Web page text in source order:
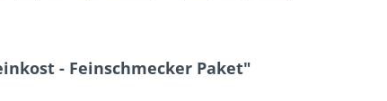
- Feinschmecker Paket"